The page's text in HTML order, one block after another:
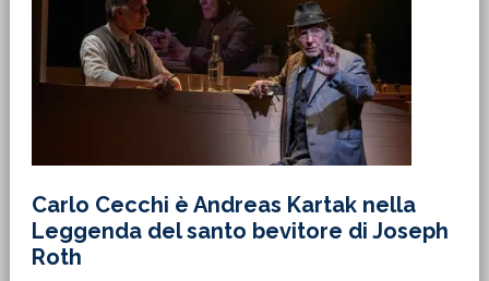
Carlo Cecchi è Andreas Kartak nella
Leggenda del santo bevitore di Joseph
Roth